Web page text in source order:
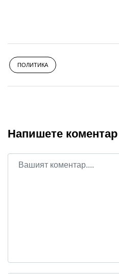
ПОЛИТИКА
Напишете коментар